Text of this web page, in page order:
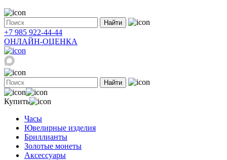
Найти
+7 985 922-44-44
ОНЛАЙН-ОЦЕНКА
Найти
Купить
Часы
Ювелирные изделия
Бриллианты
Золотые монеты
Аксессуары